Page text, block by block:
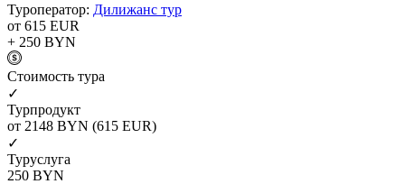
Туроператор: Дилижанс тур
от 615 EUR
+ 250 BYN
Cтоимость тура
✓
Турпродукт
от 2148 BYN (615 EUR)
✓
Туруслуга
250 BYN